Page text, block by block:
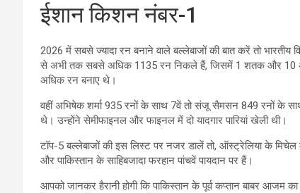
ईशान किशन नंबर-1
2026 में सबसे ज्यादा रन बनाने वाले बल्लेबाजों की बात करें तो
से अभी तक सबसे अधिक 1135 रन निकले हैं, जिसमें 1 शतक और 10
अधिक रन बनाए थे।
वहीं अभिषेक शर्मा 935 रनों के साथ 7वें तो संजू सैमसन 849 रनों के
थे। उन्होंने सेमीफाइनल और फाइनल में दो यादगार पारियां खेली थी।
टॉप-5 बल्लेबाजों की इस लिस्ट पर नजर डालें तो, ऑस्ट्रेलिया के
और पाकिस्तान के साहिबजादा फरहान पांचवें पायदान पर हैं।
आपको जानकर हैरानी होगी कि पाकिस्तान के पूर्व कप्तान बाबर आजम